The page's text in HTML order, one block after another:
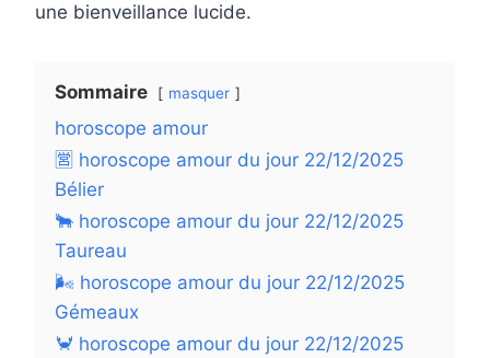
une bienveillance lucide.
Sommaire masquer
horoscope amour
🈺 horoscope amour du jour 22/12/2025
Bélier
🐂 horoscope amour du jour 22/12/2025
Taureau
🌬 horoscope amour du jour 22/12/2025
Gémeaux
🦀 horoscope amour du jour 22/12/2025